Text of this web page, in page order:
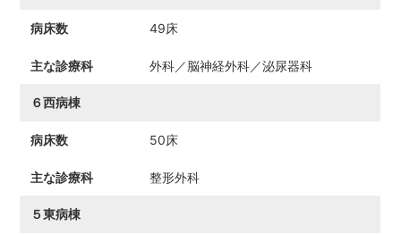
49床
外科／脳神経外科／泌尿器科
６西病棟
50床
整形外科
５東病棟